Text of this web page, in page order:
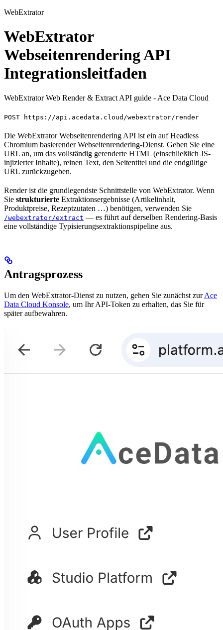
WebExtrator
WebExtrator
Webseitenrendering API
Integrationsleitfaden
WebExtrator Web Render & Extract API guide - Ace Data Cloud
POST https://api.acedata.cloud/webextrator/render
Die WebExtrator Webseitenrendering API ist ein auf Headless
Chromium basierender Webseitenrendering-Dienst. Geben Sie eine
URL an, um das vollständig gerenderte HTML (einschließlich JS-
injizierter Inhalte), reinen Text, den Seitentitel und die endgültige
URL zurückzugeben.
Render ist die grundlegendste Schnittstelle von WebExtrator. Wenn
Sie strukturierte Extraktionsergebnisse (Artikelinhalt,
Produktpreise, Rezeptzutaten …) benötigen, verwenden Sie
/webextrator/extract — es führt auf derselben Rendering-Basis
eine vollständige Typisierungsextraktionspipeline aus.
Antragsprozess
Um den WebExtrator-Dienst zu nutzen, gehen Sie zunächst zurAce
Data Cloud Konsole, um Ihr API-Token zu erhalten, das Sie für
später aufbewahren.